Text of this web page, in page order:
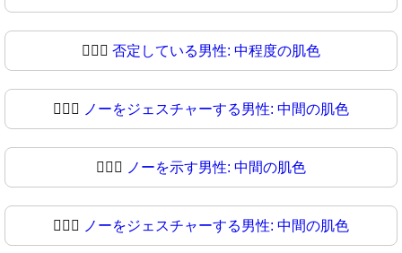
🙅🏼‍♂️ 否定している男性: 中程度の肌色
🙅🏼‍♂ ノーをジェスチャーする男性: 中間の肌色
🙅🏽‍♂️ ノーを示す男性: 中間の肌色
🙅🏽‍♂ ノーをジェスチャーする男性: 中間の肌色